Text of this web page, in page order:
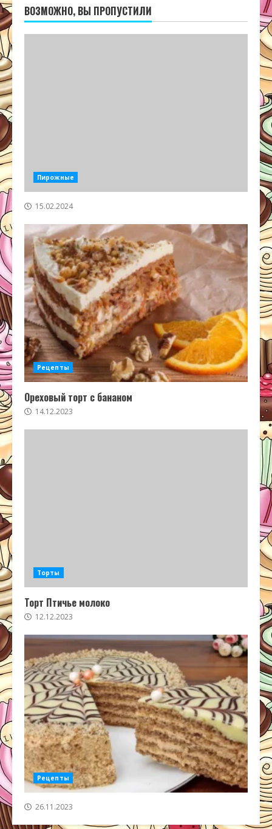
ВОЗМОЖНО, ВЫ ПРОПУСТИЛИ
Пирожные
15.02.2024
Рецепты
Ореховый торт с бананом
14.12.2023
Торты
Торт Птичье молоко
12.12.2023
Рецепты
26.11.2023